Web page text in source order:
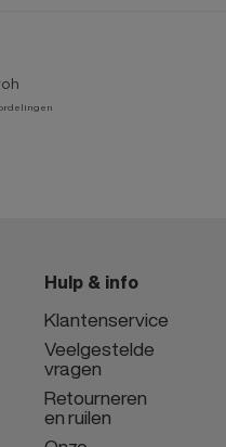
Hulp & info
Klantenservice
Veelgestelde
vragen
Retourneren
en ruilen